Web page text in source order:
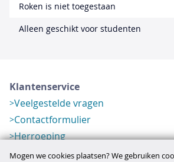
Roken is niet toegestaan
Alleen geschikt voor studenten
Klantenservice
Veelgestelde vragen
Contactformulier
Herroeping
Over ons
Mogen we cookies plaatsen? We gebruiken